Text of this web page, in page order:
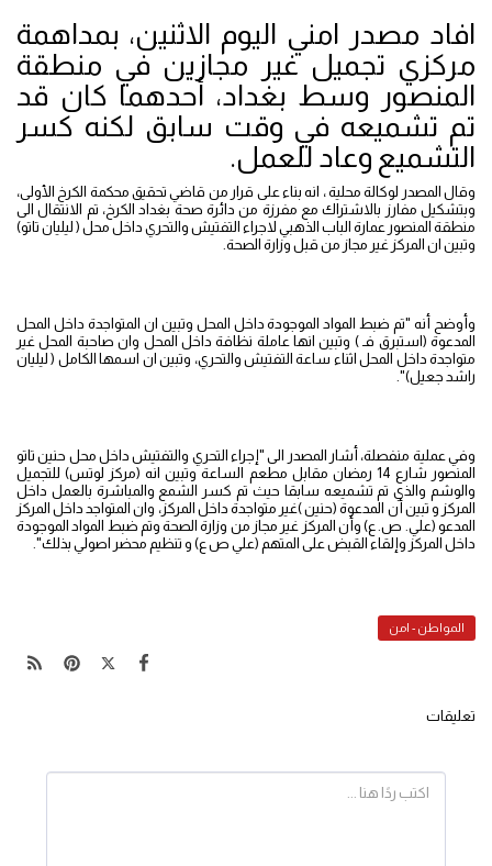
افاد مصدر امني اليوم الاثنين، بمداهمة
مركزي تجميل غير مجازين في منطقة
المنصور وسط بغداد، أحدهما كان قد
تم تشميعه في وقت سابق لكنه كسر
التشميع وعاد للعمل.
وقال المصدر لوكالة محلية ، انه بناء على قرار من قاضي تحقيق محكمة الكرخ الأولى،
وبتشكيل مفارز بالاشتراك مع مفرزة من دائرة صحة بغداد الكرخ، تم الانتقال الى
منطقة المنصور عمارة الباب الذهبي لاجراء التفتيش والتحري داخل محل ( ليليان تاتو)
وتبين ان المركز غير مجاز من قبل وزارة الصحة.
وأوضح أنه "تم ضبط المواد الموجودة داخل المحل وتبين ان المتواجدة داخل المحل
المدعوة (استبرق فـ ) وتبين انها عاملة نظافة داخل المحل وان صاحبة المحل غير
متواجدة داخل المحل اثناء ساعة التفتيش والتحري، وتبين ان اسمها الكامل ( ليليان
راشد جعيل)".
وفي عملية منفصلة، أشار المصدر الى "إجراء التحري والتفتيش داخل محل حنين تاتو
المنصور شارع 14 رمضان مقابل مطعم الساعة وتبين انه (مركز لوتس) للتجميل
والوشم والذي تم تشميعه سابقا حيث تم كسر الشمع والمباشرة بالعمل داخل
المركز و تبين أن المدعوة (حنين )غير متواجدة داخل المركز، وان المتواجد داخل المركز
المدعو (علي. ص. ع) وأن المركز غير مجاز من وزارة الصحة وتم ضبط المواد الموجودة
داخل المركز وإلقاء القبض على المتهم (علي ص ع) و تنظيم محضر اصولي بذلك".
المواطن - امن
تعليقات